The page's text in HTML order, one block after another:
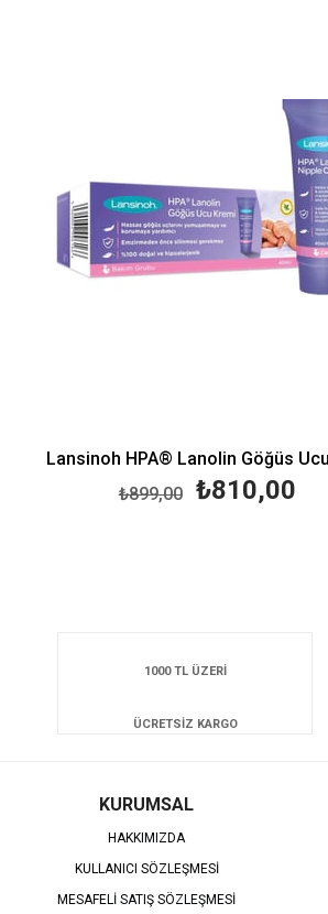
₺810,00
₺899,00
1000 TL ÜZERİ
ÜCRETSİZ KARGO
KURUMSAL
HAKKIMIZDA
KULLANICI SÖZLEŞMESİ
MESAFELİ SATIŞ SÖZLEŞMESİ